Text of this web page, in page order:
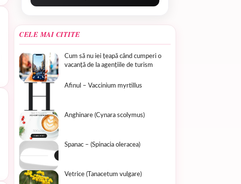
CELE MAI CITITE
Cum să nu iei țeapă când cumperi o
vacanță de la agențiile de turism
Afinul – Vaccinium myrtillus
Anghinare (Cynara scolymus)
Spanac – (Spinacia oleracea)
Vetrice (Tanacetum vulgare)